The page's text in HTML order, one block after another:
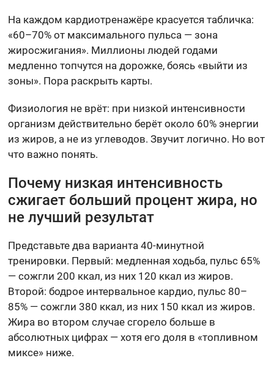
На каждом кардиотренажёре красуется табличка:
«60–70% от максимального пульса — зона
жиросжигания». Миллионы людей годами
медленно топчутся на дорожке, боясь «выйти из
зоны». Пора раскрыть карты.
Физиология не врёт: при низкой интенсивности
организм действительно берёт около 60% энергии
из жиров, а не из углеводов. Звучит логично. Но вот
что важно понять.
Почему низкая интенсивность
сжигает больший процент жира, но
не лучший результат
Представьте два варианта 40-минутной
тренировки. Первый: медленная ходьба, пульс 65%
— сожгли 200 ккал, из них 120 ккал из жиров.
Второй: бодрое интервальное кардио, пульс 80–
85% — сожгли 380 ккал, из них 150 ккал из жиров.
Жира во втором случае сгорело больше в
абсолютных цифрах — хотя его доля в «топливном
миксе» ниже.